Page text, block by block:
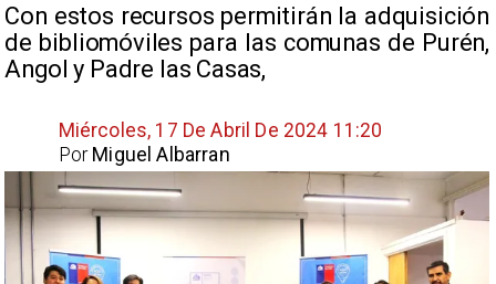
Con estos recursos permitirán la adquisición
de bibliomóviles para las comunas de Purén,
Angol y Padre las Casas,
Miércoles, 17 De Abril De 2024 11:20
Miguel Albarran
Por